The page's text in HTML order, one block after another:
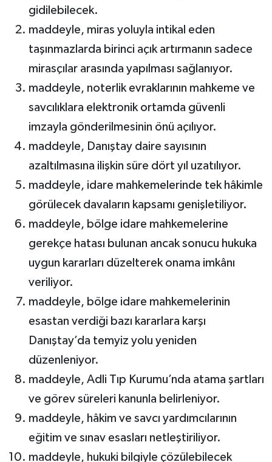
gidilebilecek.
maddeyle, miras yoluyla intikal eden
taşınmazlarda birinci açık artırmanın sadece
mirasçılar arasında yapılması sağlanıyor.
maddeyle, noterlik evraklarının mahkeme ve
savcılıklara elektronik ortamda güvenli
imzayla gönderilmesinin önü açılıyor.
maddeyle, Danıştay daire sayısının
azaltılmasına ilişkin süre dört yıl uzatılıyor.
maddeyle, idare mahkemelerinde tek hâkimle
görülecek davaların kapsamı genişletiliyor.
maddeyle, bölge idare mahkemelerine
gerekçe hatası bulunan ancak sonucu hukuka
uygun kararları düzelterek onama imkânı
veriliyor.
maddeyle, bölge idare mahkemelerinin
esastan verdiği bazı kararlara karşı
Danıştay’da temyiz yolu yeniden
düzenleniyor.
maddeyle, Adli Tıp Kurumu’nda atama şartları
ve görev süreleri kanunla belirleniyor.
maddeyle, hâkim ve savcı yardımcılarının
eğitim ve sınav esasları netleştiriliyor.
maddeyle, hukuki bilgiyle çözülebilecek